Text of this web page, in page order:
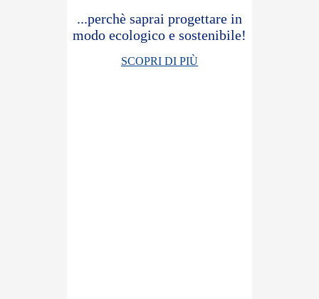
...perchè saprai progettare in
modo ecologico e sostenibile!
SCOPRI DI PIÙ